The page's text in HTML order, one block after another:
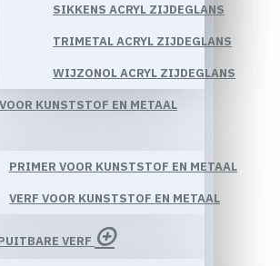
SIKKENS ACRYL ZIJDEGLANS
TRIMETAL ACRYL ZIJDEGLANS
WIJZONOL ACRYL ZIJDEGLANS
KUNSTSTOF EN METAAL
PRIMER VOOR KUNSTSTOF EN METAAL
VERF VOOR KUNSTSTOF EN METAAL
VERF